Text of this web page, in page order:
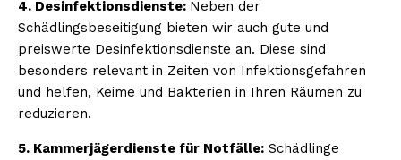
4. Desinfektionsdienste: Neben der
Schädlingsbeseitigung bieten wir auch gute und
preiswerte Desinfektionsdienste an. Diese sind
besonders relevant in Zeiten von Infektionsgefahren
und helfen, Keime und Bakterien in Ihren Räumen zu
reduzieren.
5. Kammerjägerdienste für Notfälle: Schädlinge